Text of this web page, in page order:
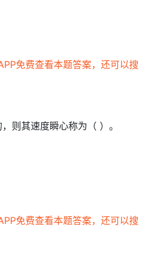
免费查看本题答案，还可以搜
则其速度瞬心称为（ ）。
免费查看本题答案，还可以搜